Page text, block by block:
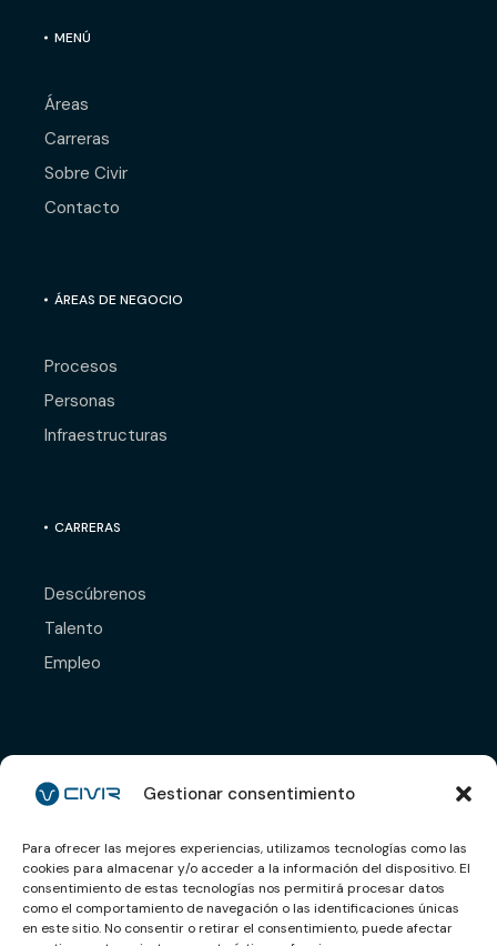
Gestionar consentimiento
Para ofrecer las mejores experiencias, utilizamos tecnologías como las
cookies para almacenar y/o acceder a la información del dispositivo. El
consentimiento de estas tecnologías nos permitirá procesar datos
como el comportamiento de navegación o las identificaciones únicas
en este sitio. No consentir o retirar el consentimiento, puede afectar
MENÚ
Áreas
Carreras
Sobre Civir
Contacto
ÁREAS DE NEGOCIO
Procesos
Personas
Infraestructuras
CARRERAS
Descúbrenos
Talento
Empleo
Déjanos tu CV y nos
pondremos en contacto
contigo.
Enviar CV